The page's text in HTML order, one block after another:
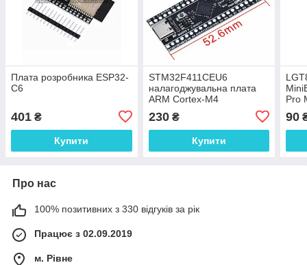
Плата розробника ESP32-
C6
401 ₴
Купити
STM32F411CEU6
налагоджувальна плата
ARM Cortex-M4
230₴
Купити
Pro
90
Про нас
100% позитивних з 330 відгуків за рік
Працює з 02.09.2019
м. Рівне